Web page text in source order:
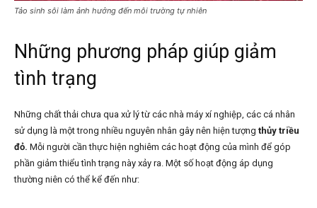
Tảo sinh sôi làm ảnh hưởng đến môi trường tự nhiên
Những phương pháp giúp giảm
tình trạng
Những chất thải chưa qua xử lý từ các nhà máy xí nghiệp, các cá nhân
sử dụng là một trong nhiều nguyên nhân gây nên hiện tượng thủy triều
đỏ. Mỗi người cần thực hiện nghiêm các hoạt động của mình để góp
phần giảm thiểu tình trạng này xảy ra. Một số hoạt động áp dụng
thường niên có thể kể đến như: